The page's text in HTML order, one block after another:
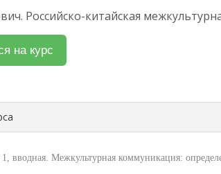
Российско-китайская
вводная. Межкультурная коммуникация: